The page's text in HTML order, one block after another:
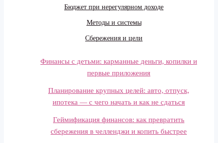
Бюджет при нерегулярном доходе
Методы и системы
Сбережения и цели
Финансы с детьми: карманные деньги, копилки и
первые приложения
Планирование крупных целей: авто, отпуск,
ипотека — с чего начать и как не сдаться
Геймификация финансов: как превратить
сбережения в челленджи и копить быстрее